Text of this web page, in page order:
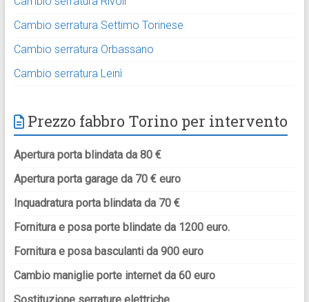
Cambio serratura Settimo Torinese
Cambio serratura Orbassano
Cambio serratura Leinì
Prezzo fabbro Torino per intervento
Apertura porta blindata da 80 €
Apertura porta garage da 70 € euro
Inquadratura porta blindata da 70 €
Fornitura e posa porte blindate da 1200 euro.
Fornitura e posa basculanti da 900 euro
Cambio maniglie porte internet da 60 euro